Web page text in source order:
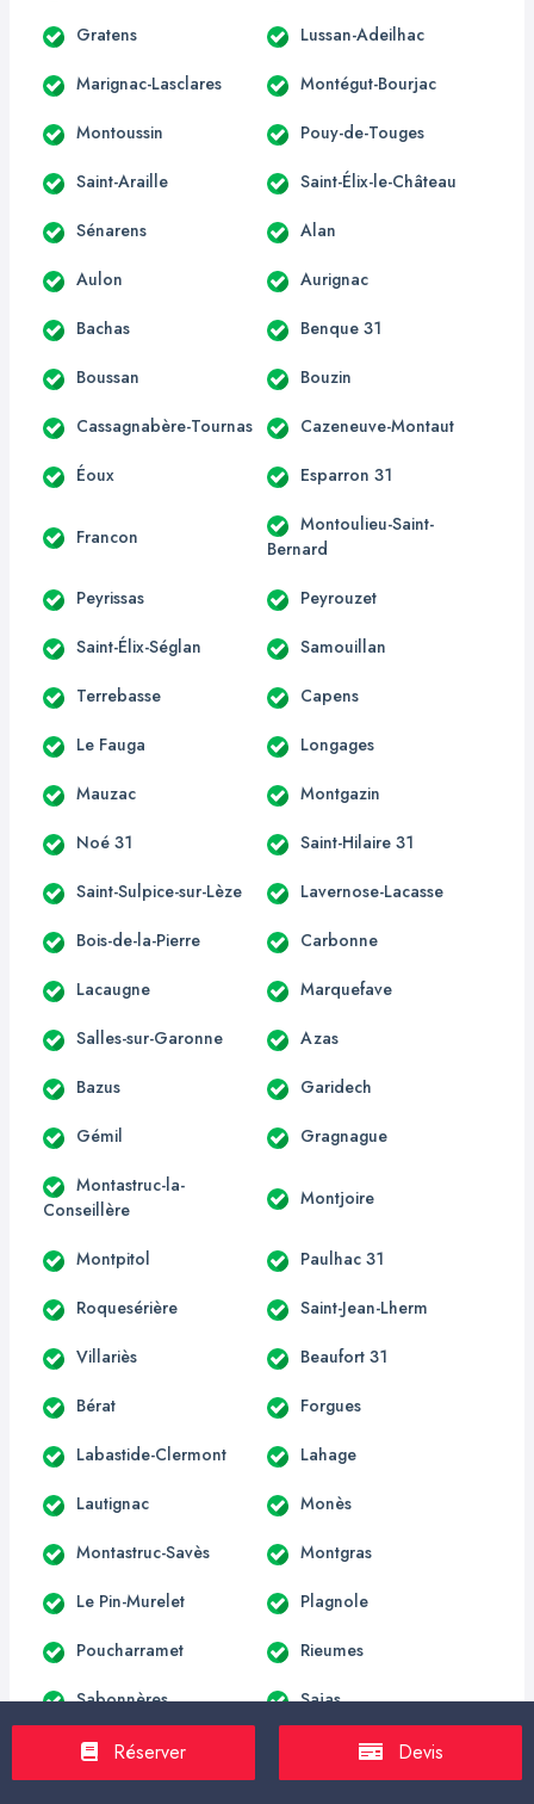
Gratens Lussan-Adeilhac
Marignac-Lasclares Montégut-Bourjac
Montoussin Pouy-de-Touges
Saint-Araille Saint-Élix-le-Château
Sénarens Alan
Aulon Aurignac
Bachas Benque 31
Boussan Bouzin
Cassagnabère-Tournas Cazeneuve-Montaut
Éoux Esparron 31
Francon
Montoulieu-Saint-
Bernard
Peyrissas Peyrouzet
Saint-Élix-Séglan Samouillan
Terrebasse Capens
Le Fauga Longages
Mauzac Montgazin
Noé 31 Saint-Hilaire 31
Saint-Sulpice-sur-Lèze Lavernose-Lacasse
Bois-de-la-Pierre Carbonne
Lacaugne Marquefave
Salles-sur-Garonne Azas
Bazus Garidech
Gémil Gragnague
Montastruc-la-
Conseillère
Montjoire
Montpitol Paulhac 31
Roquesérière Saint-Jean-Lherm
Villariès Beaufort 31
Bérat Forgues
Labastide-Clermont Lahage
Lautignac Monès
Montastruc-Savès Montgras
Le Pin-Murelet Plagnole
Poucharramet Rieumes
Sabonnères Sajas
Savères Arnaud-Guilhem
Réserver Devis